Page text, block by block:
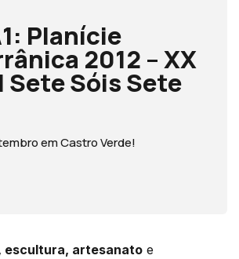
Planície
2012 – XX
Sete Sóis Sete
em Castro Verde!
escultura, artesanato e